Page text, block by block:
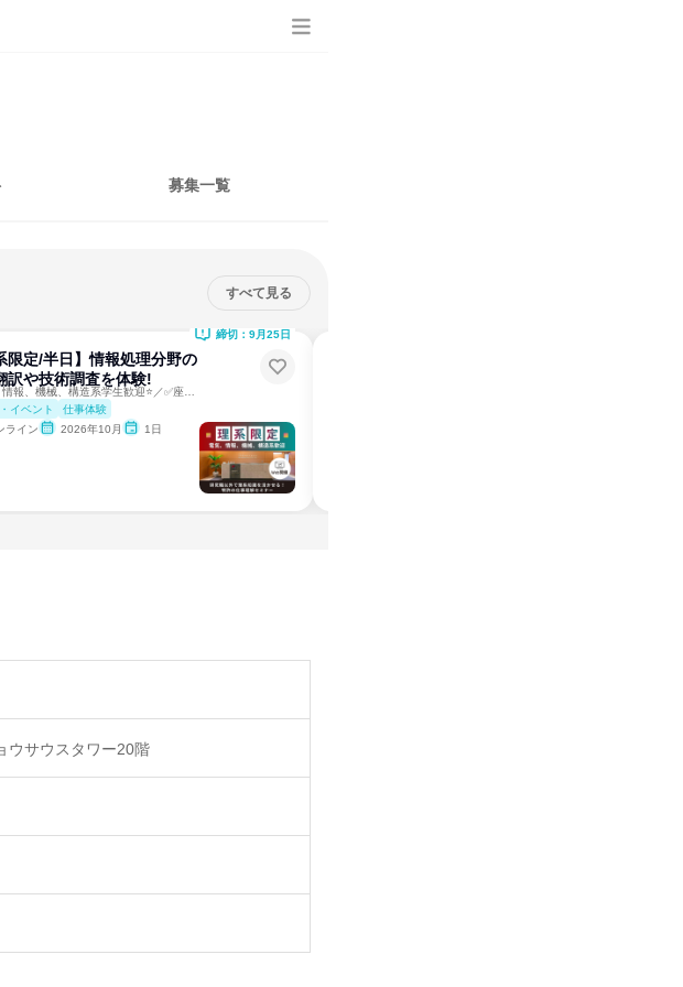
募集一覧
すべて見る
限定/半日】情報処理分野の
訳や技術調査を体験!
イベント
仕事体験
ライン
2026年10月 1日
締切：9月25日
サウスタワー20階